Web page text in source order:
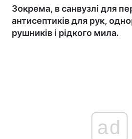
Зокрема, в санвузлі для
антисептиків для рук,
рушників і рідкого мила.
ad